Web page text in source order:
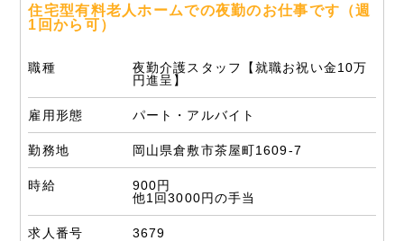
住宅型有料老人ホームでの夜勤のお仕事です（週
1回から可）
職種
夜勤介護スタッフ【就職お祝い金10万
円進呈】
雇用形態 パート・アルバイト
勤務地 岡山県倉敷市茶屋町1609-7
時給
900円
他1回3000円の手当
求人番号 3679